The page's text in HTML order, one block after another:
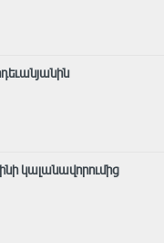
կալանավորումից